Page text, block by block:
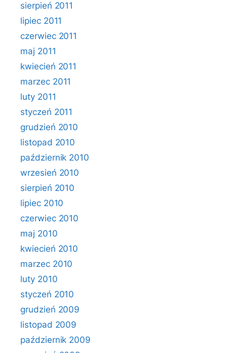
sierpień 2011
lipiec 2011
czerwiec 2011
maj 2011
kwiecień 2011
marzec 2011
luty 2011
styczeń 2011
grudzień 2010
listopad 2010
październik 2010
wrzesień 2010
sierpień 2010
lipiec 2010
czerwiec 2010
maj 2010
kwiecień 2010
marzec 2010
luty 2010
styczeń 2010
grudzień 2009
listopad 2009
październik 2009